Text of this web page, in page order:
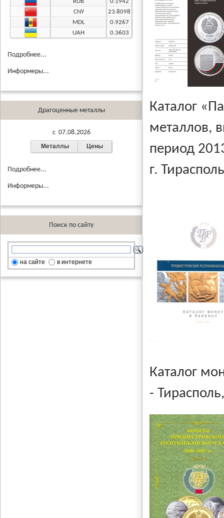
RUB
0.1942
CNY
23.8098
MDL
0.9267
UAH
0.3603
Подробнее...
Информеры...
Драгоценные металлы
c 07.08.2026
Металлы Цены
Подробнее...
Информеры...
Поиск по сайту
на сайте в интернете
Каталог
металлов,
период
г.
Каталог
-